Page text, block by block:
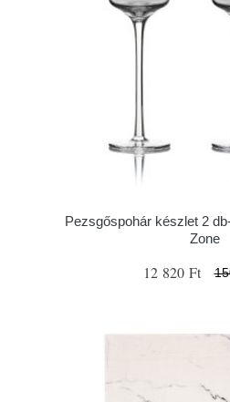
Pezsgőspohár készlet 2
Zone
12 820 Ft